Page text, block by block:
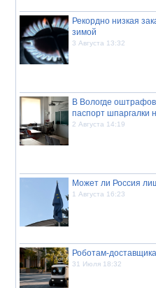
Рекордно низкая
зимой
3 Августа 13:32
В Вологде
паспорт шпаргалки
2 Августа 14:19
Может ли Россия
1 Августа 16:23
Роботам-
31 Июля 18:32